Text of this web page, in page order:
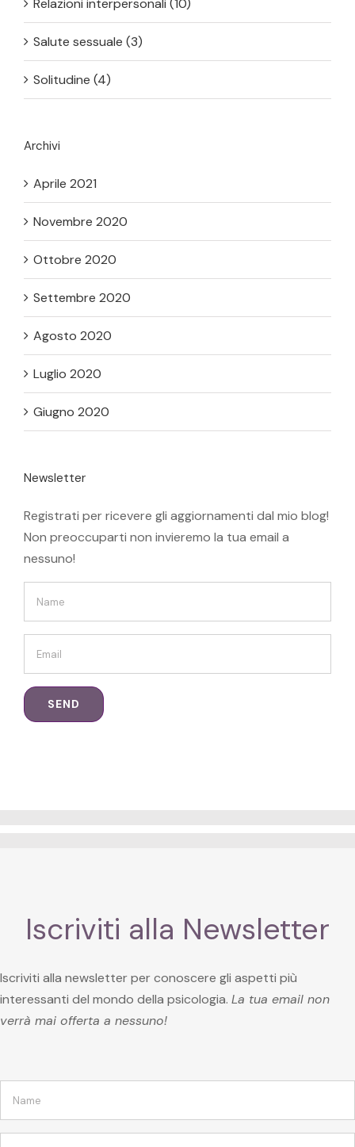
Relazioni interpersonali (10)
Salute sessuale (3)
Solitudine (4)
Archivi
Aprile 2021
Novembre 2020
Ottobre 2020
Settembre 2020
Agosto 2020
Luglio 2020
Giugno 2020
Newsletter
Registrati per ricevere gli aggiornamenti dal mio blog!
Non preoccuparti non invieremo la tua email a
nessuno!
Iscriviti alla Newsletter
Iscriviti alla newsletter per conoscere gli aspetti più
interessanti del mondo della psicologia. La tua email non
verrà mai offerta a nessuno!